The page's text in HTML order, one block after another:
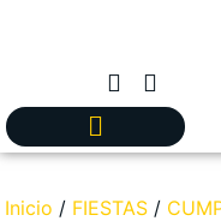
Inicio / FIESTAS /